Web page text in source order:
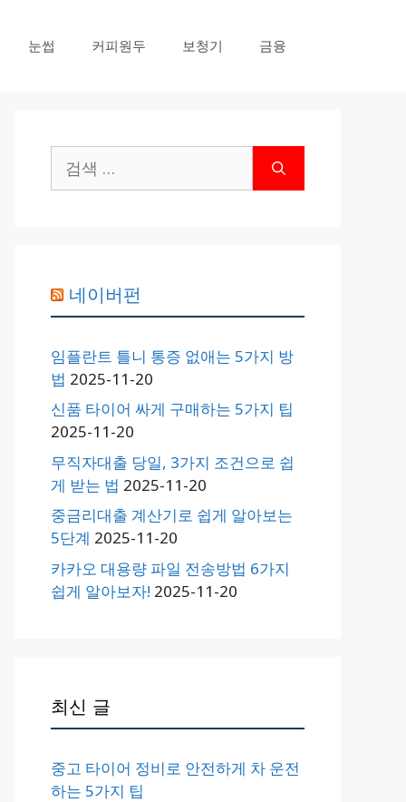
눈썹 커피원두 보청기 금융
색:
네이버펀
임플란트 틀니 통증 없애는 5가지 방
법 2025-11-20
신품 타이어 싸게 구매하는 5가지 팁
2025-11-20
무직자대출 당일, 3가지 조건으로 쉽
게 받는 법 2025-11-20
중금리대출 계산기로 쉽게 알아보는
5단계 2025-11-20
카카오 대용량 파일 전송방법 6가지
쉽게 알아보자! 2025-11-20
최신 글
중고 타이어 정비로 안전하게 차 운전
하는 5가지 팁